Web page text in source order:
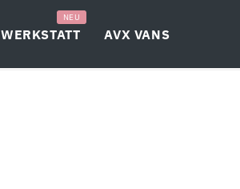
WERKSTATT
NEU
AVX VANS